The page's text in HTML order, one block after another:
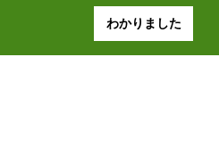
わかりました